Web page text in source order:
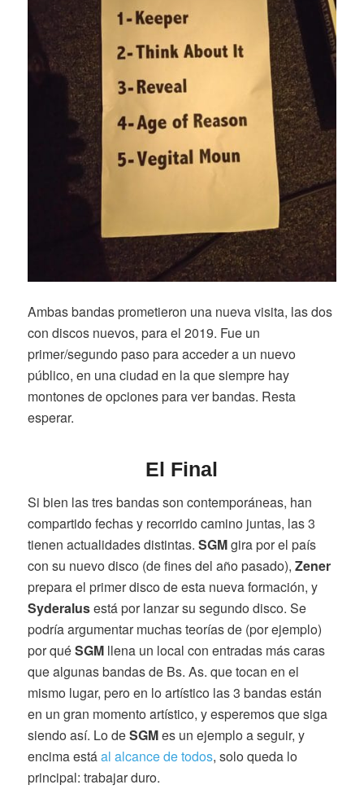
Ambas bandas prometieron una nueva visita, las dos
con discos nuevos, para el 2019. Fue un
primer/segundo paso para acceder a un nuevo
público, en una ciudad en la que siempre hay
montones de opciones para ver bandas. Resta
esperar.
El Final
Si bien las tres bandas son contemporáneas, han
compartido fechas y recorrido camino juntas, las 3
tienen actualidades distintas. SGMgira por el país
con su nuevo disco (de fines del año pasado), Zener
prepara el primer disco de esta nueva formación, y
Syderalusestá por lanzar su segundo disco. Se
podría argumentar muchas teorías de (por ejemplo)
por quéSGMllena un local con entradas más caras
que algunas bandas de Bs. As. que tocan en el
mismo lugar, pero en lo artístico las 3 bandas están
en un gran momento artístico, y esperemos que siga
siendo así. Lo deSGMes un ejemplo a seguir, y
encima estáal alcance de todos, solo queda lo
principal: trabajar duro.